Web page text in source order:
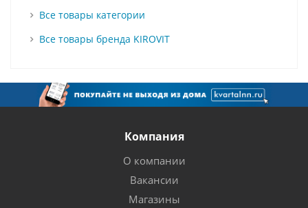
Все товары категории
Все товары бренда KIROVIT
Компания
О компании
Вакансии
Магазины